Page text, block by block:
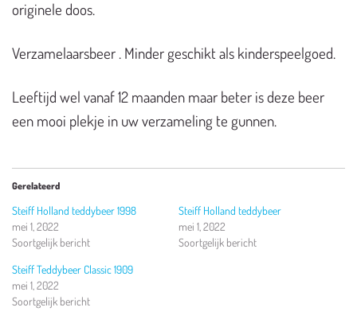
originele doos.
Verzamelaarsbeer . Minder geschikt als kinderspeelgoed.
Leeftijd wel vanaf 12 maanden maar beter is deze beer
een mooi plekje in uw verzameling te gunnen.
Gerelateerd
Steiff Holland teddybeer 1998
mei 1, 2022
Soortgelijk bericht
Steiff Holland teddybeer
mei 1, 2022
Soortgelijk bericht
Steiff Teddybeer Classic 1909
mei 1, 2022
Soortgelijk bericht